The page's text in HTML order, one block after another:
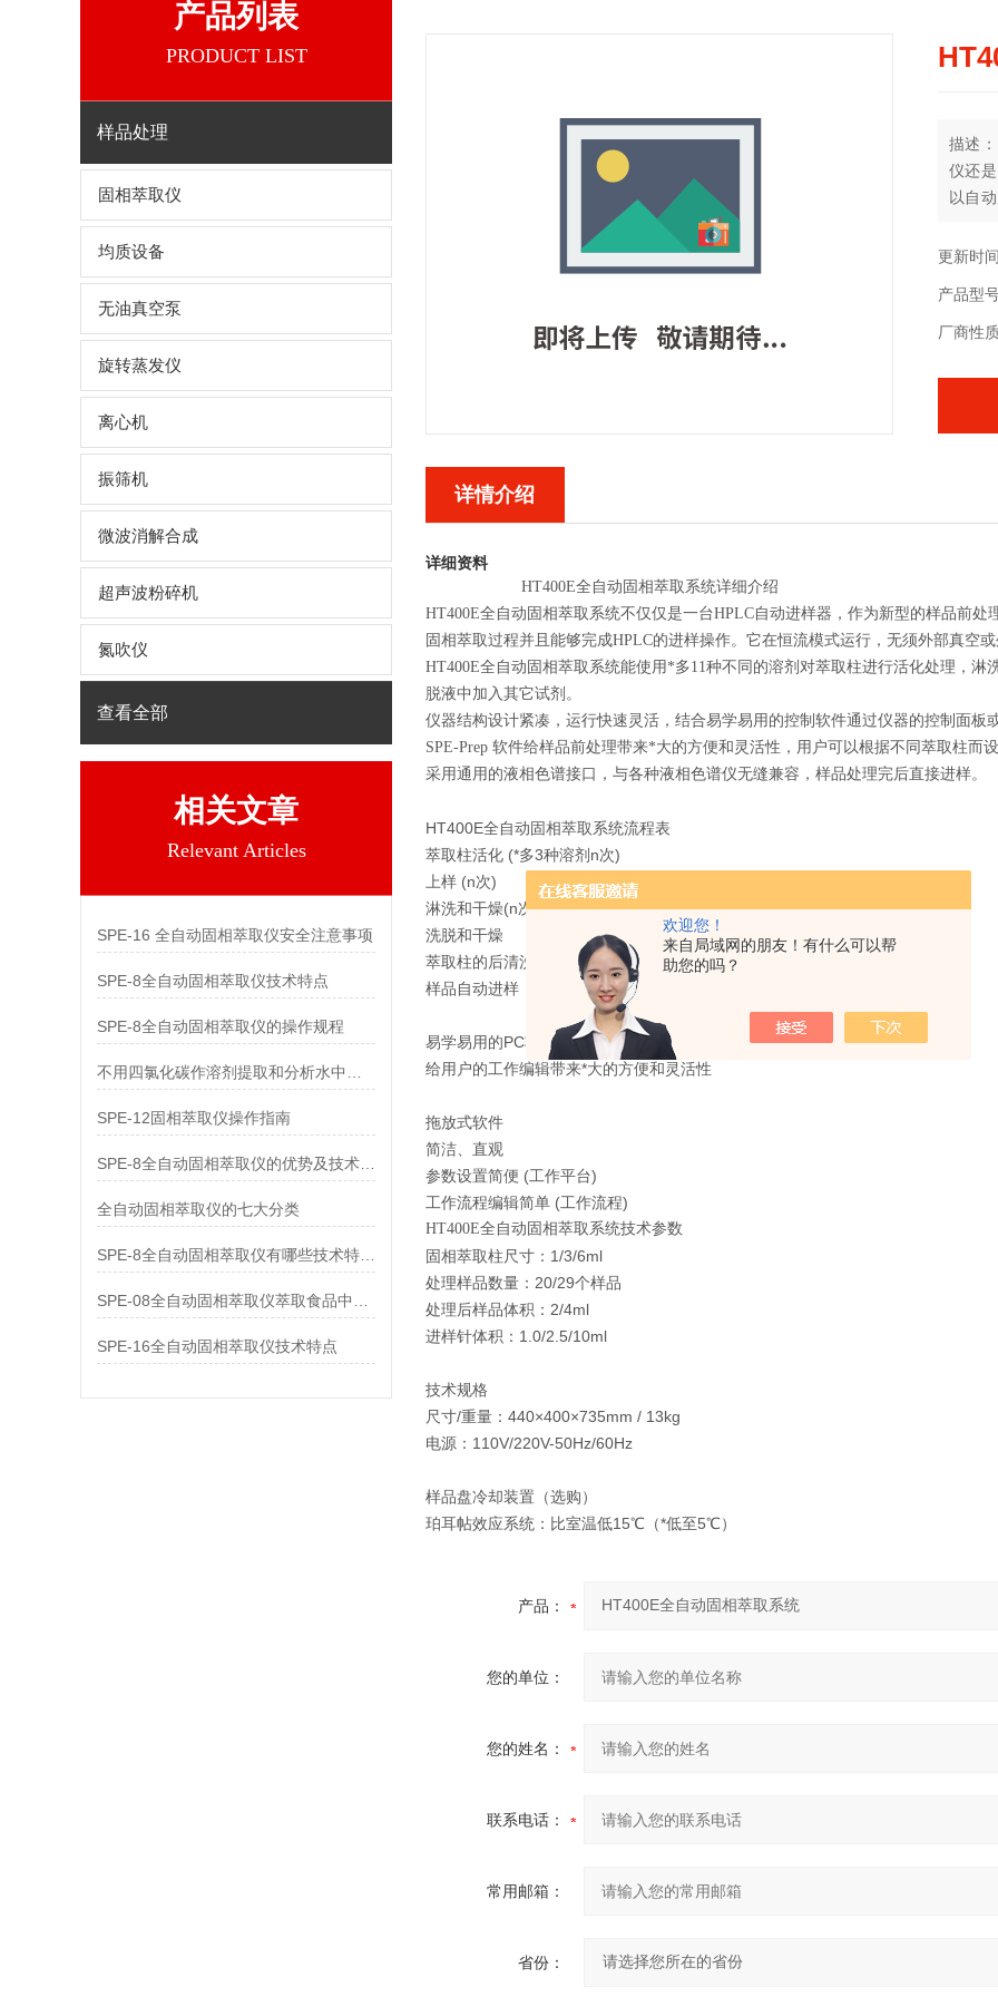
欢迎您！
来自局域网的朋友！有什么可以帮
助您的吗？
产品列表
PRODUCT LIST
样品处理
固相萃取仪
均质设备
无油真空泵
旋转蒸发仪
离心机
振筛机
微波消解合成
超声波粉碎机
氮吹仪
查看全部
相关文章
Relevant Articles
SPE-16 全自动固相萃取仪安全注意事项
SPE-8全自动固相萃取仪技术特点
SPE-8全自动固相萃取仪的操作规程
SPE-12固相萃取仪操作指南
SPE-8全自动固相萃取仪的优势及技术参数
全自动固相萃取仪的七大分类
SPE-8全自动固相萃取仪有哪些技术特点及应用
SPE-16全自动固相萃取仪技术特点
描述
仪还
以自
更新时
产品型号
厂商性
详情介绍
详细资料
HT400E全自动固相萃取系统详细介绍
HT400E全自动固相萃取系统不仅仅是一台HPLC自动进样器，作为新型的样品前
固相萃取过程并且能够完成HPLC的进样操作。它在恒流模式运行，无须外部真空或
HT400E全自动固相萃取系统能使用*多11种不同的溶剂对萃取柱进行活化处理，
脱液中加入其它试剂。
仪器结构设计紧凑，运行快速灵活，结合易学易用的控制软件通过仪器的控制面板
SPE-Prep 软件给样品前处理带来*大的方便和灵活性，用户可以根据不同萃取柱而
采用通用的液相色谱接口，与各种液相色谱仪无缝兼容，样品处理完后直接进样。
HT400E全自动固相萃取系统流程表
萃取柱活化 (*多3种溶剂n次)
上样 (n次)
淋洗和干燥(n次)
洗脱和干燥
萃取柱的后清洗恢复
样品自动进样
易学易用的PC软件 SPE-Prep
给用户的工作编辑带来*大的方便和灵活性
拖放式软件
简洁、直观
参数设置简便 (工作平台)
工作流程编辑简单 (工作流程)
HT400E全自动固相萃取系统技术参数
固相萃取柱尺寸：1/3/6ml
处理样品数量：20/29个样品
处理后样品体积：2/4ml
进样针体积：1.0/2.5/10ml
技术规格
尺寸/重量：440×400×735mm / 13kg
电源：110V/220V-50Hz/60Hz
样品盘冷却装置（选购）
珀耳帖效应系统：比室温低15℃（*低至5℃）
产品：
您的单位：
您的姓名：
联系电话：
常用邮箱：
省份：